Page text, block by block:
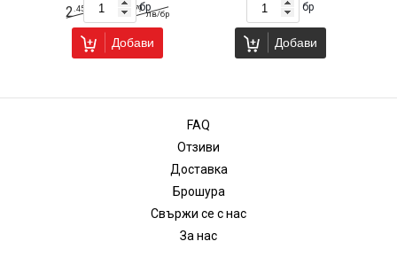
2 .45
€/бр 4 .79
лв/бр
бр
Добави
бр
Добави
FAQ
Отзиви
Доставка
Брошура
Свържи се с нас
За нас